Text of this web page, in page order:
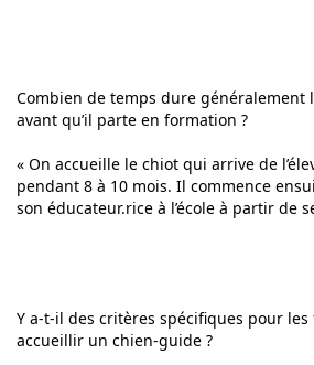
Combien de temps dure généralement
avant qu’il parte en formation ?
« On accueille le chiot qui arrive de
pendant 8 à 10 mois. Il commence
son éducateur.rice à l’école à partir de
Y a-t-il des critères spécifiques pour
accueillir un chien-guide ?